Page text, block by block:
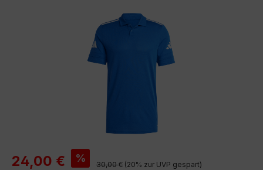
Bildergalerie überspringen
Verkaufspreis:
24,00 € % Regulärer Preis:
30,00 € (20% zur UVP gespart)